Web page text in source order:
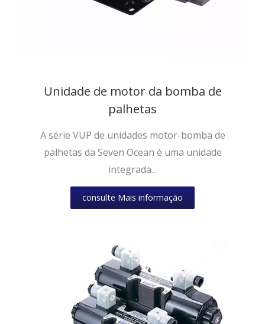
Unidade de motor da bomba de
palhetas
A série VUP de unidades motor-bomba de
palhetas da Seven Ocean é uma unidade
integrada...
consulte Mais informação